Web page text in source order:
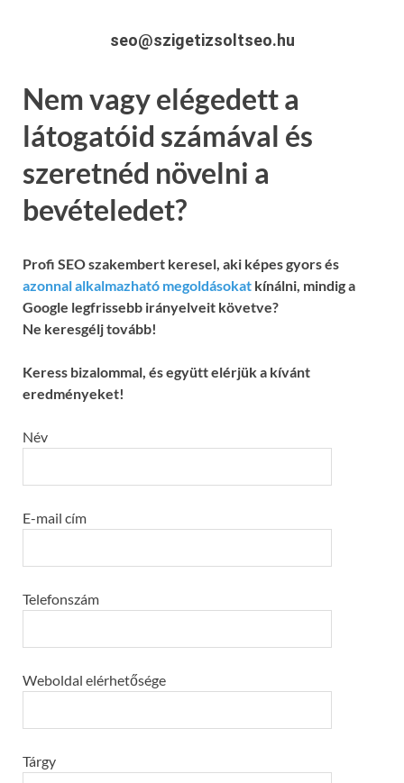
seo@szigetizsoltseo.hu
Nem vagy elégedett a
látogatóid számával és
szeretnéd növelni a
bevételedet?
Profi SEO szakembert keresel, aki képes gyors és
azonnal alkalmazható megoldásokat kínálni, mindig a
Google legfrissebb irányelveit követve?
Ne keresgélj tovább!
Keress bizalommal, és együtt elérjük a kívánt
eredményeket!
Név
E-mail cím
Telefonszám
Weboldal elérhetősége
Tárgy